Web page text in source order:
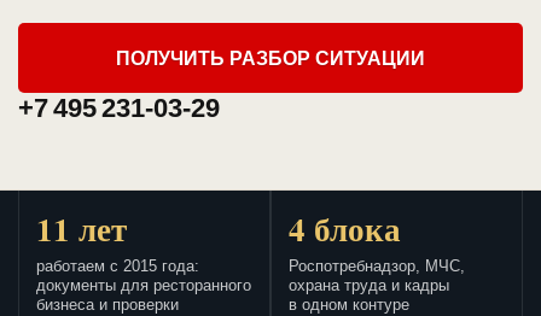
ПОЛУЧИТЬ РАЗБОР СИТУАЦИИ
+7 495 231-03-29
11 лет
работаем с 2015 года:
документы для ресторанного
бизнеса и проверки
4 блока
Роспотребнадзор, МЧС,
охрана труда и кадры
в одном контуре